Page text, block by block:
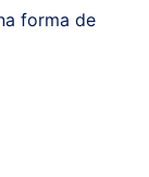
forma de